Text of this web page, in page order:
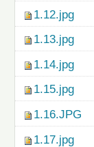
1.12.jpg
1.13.jpg
1.14.jpg
1.15.jpg
1.16.JPG
1.17.jpg